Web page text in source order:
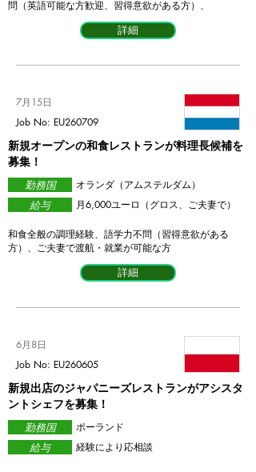
問（英語可能な方歓迎、習得意欲がある方）、
詳細
7月15日
Job No: EU260709
新規オープンの和食レストランが料理長候補を
募集！
勤務国 ​オランダ（アムステルダム）
給与 月6,000ユーロ（グロス、ご夫妻で）
和食全般の調理経験、語学力不問（習得意欲がある
方）、ご夫妻で渡航・就業が可能な方
詳細
6月8日
Job No: EU260605
新規出店のジャパニーズレストランがアシスタ
ントシェフを募集！
勤務国 ポーランド
給与 ​経験により応相談